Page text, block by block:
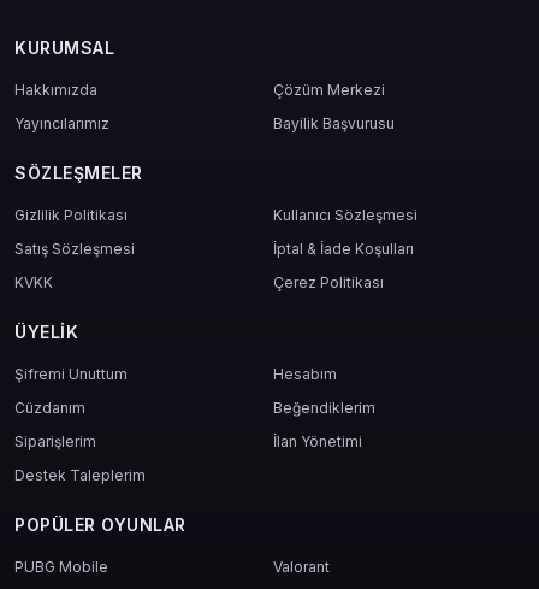
KURUMSAL
Hakkımızda
Çözüm Merkezi
Yayıncılarımız
Bayilik Başvurusu
SÖZLEŞMELER
Gizlilik Politikası
Kullanıcı Sözleşmesi
Satış Sözleşmesi
İptal & İade Koşulları
KVKK
Çerez Politikası
ÜYELIK
Şifremi Unuttum
Hesabım
Cüzdanım
Beğendiklerim
Siparişlerim
İlan Yönetimi
Destek Taleplerim
POPÜLER OYUNLAR
PUBG Mobile
Valorant